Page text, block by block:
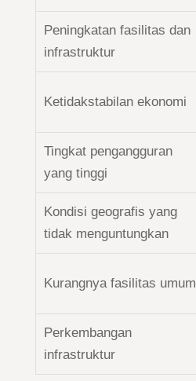
Peningkatan fasilitas dan
infrastruktur
Ketidakstabilan ekonomi
Tingkat pengangguran
yang tinggi
Kondisi geografis yang
tidak menguntungkan
Kurangnya fasilitas umum
Perkembangan
infrastruktur